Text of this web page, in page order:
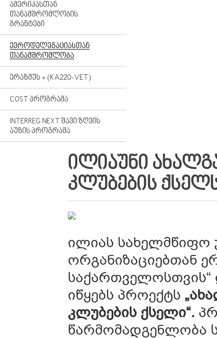
ᲐᲛᲔᲠᲘᲙᲐᲡᲗᲐᲜ
ᲗᲐᲜᲐᲛᲨᲠᲝᲛᲚᲝᲑᲘᲡ
ᲒᲠᲐᲜᲢᲔᲑᲘ
ᲔᲕᲠᲝᲓᲔᲚᲔᲒᲐᲪᲘᲐᲡᲗᲐᲜ
ᲗᲐᲜᲐᲛᲨᲠᲝᲛᲚᲝᲑᲐ
ᲔᲠᲐᲖᲛᲣᲡ + (KA220-VET)
COST ᲞᲠᲝᲒᲠᲐᲛᲐ
INTERREG NEXT ᲨᲐᲕᲘ ᲖᲦᲕᲘᲡ
ᲐᲣᲖᲘᲡ ᲞᲠᲝᲒᲠᲐᲛᲐ
ᲘᲚᲘᲐᲣᲜᲘ
ᲙᲚᲣᲑᲔᲑᲘᲡ
ილიას სახელმწიფო
ორგანიზაციებთან
საქართველოსთვის“
იწყებს პროექტს
კლუბების ქსელი“.
წარმომადგენლობა